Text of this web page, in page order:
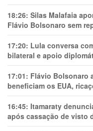
18:26: Silas Malafaia
Flávio Bolsonaro sem
17:20: Lula conversa
bilateral e apoio
17:01: Flávio Bolsonaro
beneficiam os EUA,
16:45: Itamaraty
após cassação de visto